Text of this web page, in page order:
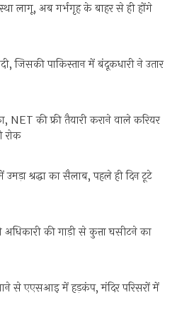
लागू, अब गर्भगृह के बाहर से ही होंगे
पाकिस्तान में बंदूकधारी ने उतार
NET की फ्री तैयारी कराने वाले करियर
रोक
श्रद्धा का सैलाब, पहले ही दिन टूटे
अधिकारी की गाड़ी से कुत्ता घसीटने का
से एएसआइ में हड़कंप, मंदिर परिसरों में